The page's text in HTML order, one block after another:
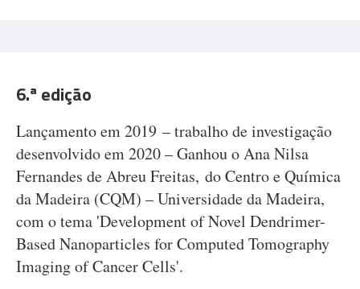
6.ª edição
Lançamento em 2019 – trabalho de investigação
desenvolvido em 2020 – Ganhou o Ana Nilsa
Fernandes de Abreu Freitas, do Centro e Química
da Madeira (CQM) – Universidade da Madeira,
com o tema 'Development of Novel Dendrimer-
Based Nanoparticles for Computed Tomography
Imaging of Cancer Cells'.